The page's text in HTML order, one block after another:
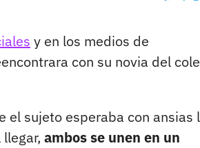
y en los medios de
con su novia del
el sujeto esperaba con ansias
ambos se unen en un